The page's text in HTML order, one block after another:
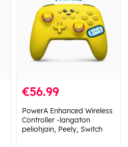
€56.99
PowerA Enhanced Wireless
Controller -langaton
peliohjain, Peely, Switch